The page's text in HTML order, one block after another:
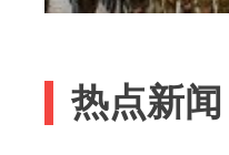
热点新闻